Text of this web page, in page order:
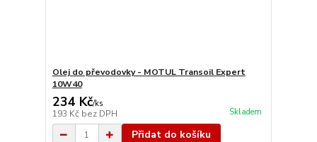
Olej do převodovky - MOTUL Transoil Expert
10W40
234 Kč/ks
193 Kč bez DPH Skladem
Přidat do košíku